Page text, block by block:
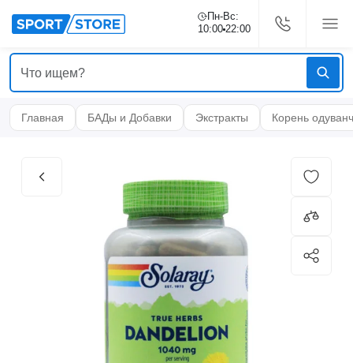
Пн-Вс:
10:00 22:00
Главная БАДы и Добавки Экстракты Корень